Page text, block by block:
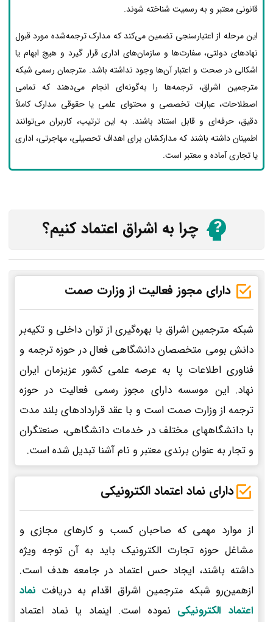
قانونی معتبر و به رسمیت شناخته شوند.
این مرحله از اعتبارسنجی تضمین می‌کند که مدارک ترجمه‌شده مورد قبول
نهادهای دولتی، سفارت‌ها و سازمان‌های اداری قرار گیرد و هیچ ابهام یا
اشکالی در صحت و اعتبار آن‌ها وجود نداشته باشد. مترجمان رسمی شبکه
مترجمین اشراق، ترجمه‌ها را به‌گونه‌ای انجام می‌دهند که تمامی
اصطلاحات، عبارات تخصصی و محتوای علمی یا حقوقی مدارک کاملاً
دقیق، حرفه‌ای و قابل استناد باشند. به این ترتیب، کاربران می‌توانند
اطمینان داشته باشند که مدارکشان برای اهداف تحصیلی، مهاجرتی، اداری
یا تجاری آماده و معتبر است.
چرا به اشراق اعتماد کنیم؟
دارای مجوز فعالیت از وزارت صمت
شبکه مترجمین اشراق با بهره‌گیری از توان داخلی و تکیه‌بر
دانش بومی متخصصان دانشگاهی فعال در حوزه ترجمه و
فناوری اطلاعات پا به عرصه علمی کشور عزیزمان ایران
نهاد. این موسسه دارای مجوز رسمی فعالیت در حوزه
ترجمه از وزارت صمت است و با عقد قراردادهای بلند مدت
با دانشگاههای مختلف در خدمات دانشگاهی، صنعتگران
و تجار به عنوان برندی معتبر و نام آشنا تبدیل شده است.
دارای نماد اعتماد الکترونیکی
از موارد مهمی که صاحبان کسب و کارهای مجازی و
مشاغل حوزه تجارت الکترونیک باید به آن توجه ویژه
داشته باشند، ایجاد حس اعتماد در جامعه هدف است.
ازهمین‌رو شبکه مترجمین اشراق اقدام به دریافت نماد
اعتماد الکترونیکی نموده است. اینماد یا نماد اعتماد